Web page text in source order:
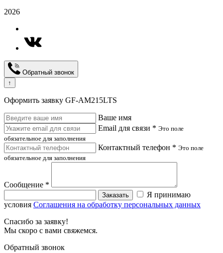
2026
Обратный звонок
↑
Оформить заявку GF-AM215LTS
Ваше имя
Email для связи * Это поле
обязательное для заполнения
Контактный телефон * Это поле
обязательное для заполнения
Сообщение *
Заказать
Я принимаю
условия Соглашения на обработку персональных данных
Спасибо за заявку!
Мы скоро с вами свяжемся.
Обратный звонок